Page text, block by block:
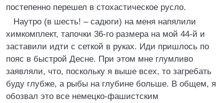
постепенно перешел в стохастическое русло.
Наутро (в шесть! – садюги) на меня напялили
химкомплект, тапочки 36-го размера на мой 44-й и
заставили идти с сеткой в руках. Иди пришлось по
пояс в быстрой Десне. При этом мне глумливо
заявляли, что, поскольку я выше всех, то загребать
буду глубже, а рыбы на глубине больше. В общем, я
обозвал это все немецко-фашистским